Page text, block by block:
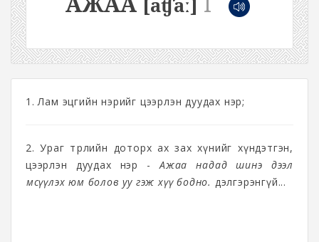
[aʧaː]
1. Лам эцгийн нэрийг цээрлэн дуудах нэр;
2. Ураг төрлийн доторх ах зах хүнийг хүндэтгэн,
цээрлэн дуудах нэр -
Ажаа надад шинэ дээл
өмсүүлэх юм болов уу гэж хүү бодно. дэлгэрэнгүй...